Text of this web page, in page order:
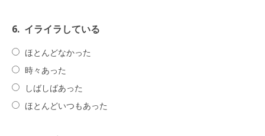
6. イライラしている
ほとんどなかった
時々あった
しばしばあった
ほとんどいつもあった